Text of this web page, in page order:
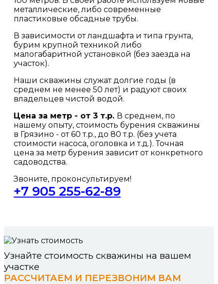
металлические, либо современные
пластиковые обсадные трубы.
В зависимости от ландшафта и типа грунта,
бурим крупной техникой либо
малогабаритной установкой (без заезда на
участок).
Наши скважины служат долгие годы (в
среднем не менее 50 лет) и радуют своих
владельцев чистой водой.
Цена за метр - от 3 т.р. В среднем, по
нашему опыту, стоимость бурения скважины
в Грязино - от 60 т.р., до 80 т.р. (без учета
стоимости насоса, оголовка и т.д.). Точная
цена за метр бурения зависит от конкретного
садоводства.
Звоните, проконсультируем!
+7 905 255-62-89
Узнайте стоимость скважины на вашем
участке
РАССЧИТАЕМ И ПЕРЕЗВОНИМ ВАМ